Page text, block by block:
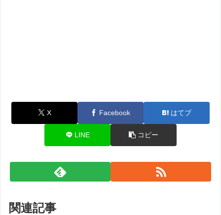
X Facebook はてブ
LINE コピー
関連記事